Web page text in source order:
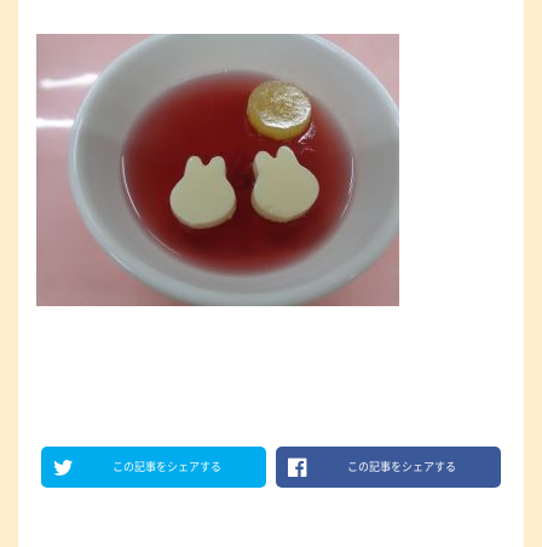
この記事をシェアする この記事をシェアする